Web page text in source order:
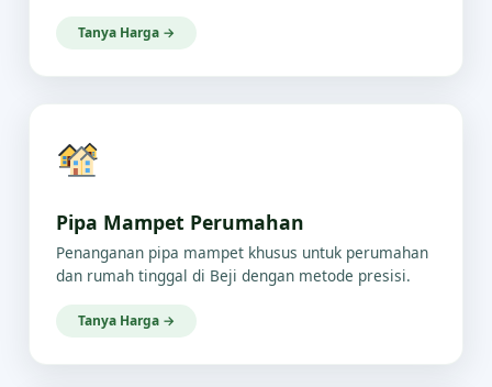
Tanya Harga →
Pipa Mampet Perumahan
Penanganan pipa mampet khusus untuk perumahan
dan rumah tinggal di Beji dengan metode presisi.
Tanya Harga →